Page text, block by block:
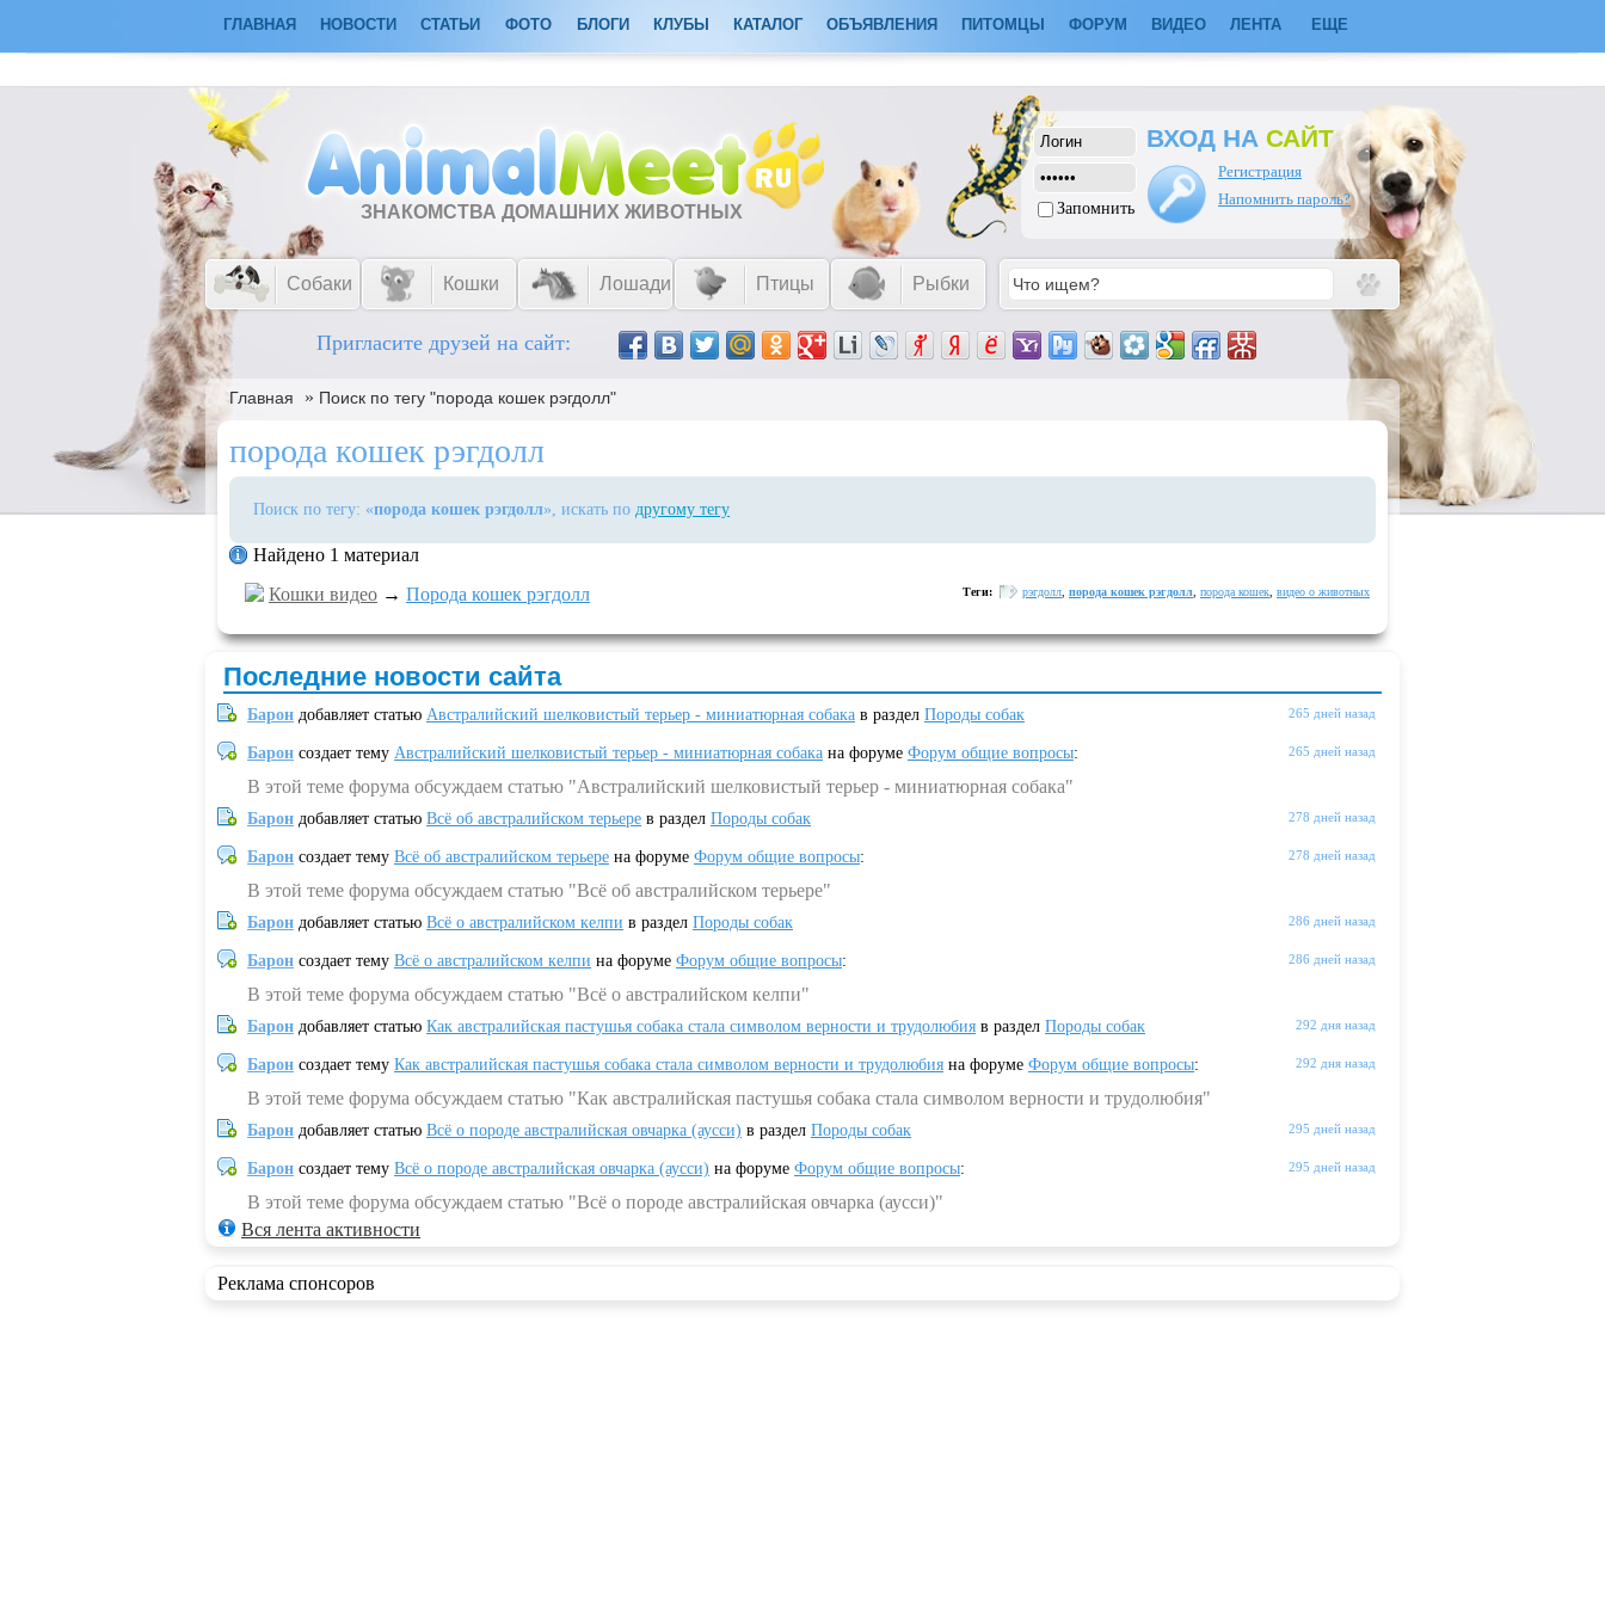
ГЛАВНАЯ НОВОСТИ СТАТЬИ ФОТО БЛОГИ КЛУБЫ КАТАЛОГ ОБЪЯВЛЕНИЯ ПИТОМЦЫ ФОРУМ ВИДЕО ЛЕНТА ЕЩЕ
ЗНАКОМСТВА ДОМАШНИХ ЖИВОТНЫХ Запомнить
ВХОД НА САЙТ
Регистрация
Напомнить пароль?
Собаки Кошки Лошади Птицы Рыбки
Пригласите друзей на сайт:
Главная » Поиск по тегу "порода кошек рэгдолл"
порода кошек рэгдолл
Поиск по тегу: «порода кошек рэгдолл», искать по другому тегу
Найдено 1 материал
Кошки видео → Порода кошек рэгдолл Теги: рэгдолл порода кошек рэгдолл порода кошек видео о животных
Последние новости сайта
265 дней назад
Барон добавляет статью Австралийский шелковистый терьер - миниатюрная собака в раздел Породы собак
265 дней назад
Барон создает тему Австралийский шелковистый терьер - миниатюрная собака на форуме Форум общие вопросы:
В этой теме форума обсуждаем статью "Австралийский шелковистый терьер - миниатюрная собака"
278 дней назад
Барон добавляет статью Всё об австралийском терьере в раздел Породы собак
278 дней назад
Барон создает тему Всё об австралийском терьере на форуме Форум общие вопросы:
В этой теме форума обсуждаем статью "Всё об австралийском терьере"
286 дней назад
Барон добавляет статью Всё о австралийском келпи в раздел Породы собак
286 дней назад
Барон создает тему Всё о австралийском келпи на форуме Форум общие вопросы:
В этой теме форума обсуждаем статью "Всё о австралийском келпи"
292 дня назад
Барон добавляет статью Как австралийская пастушья собака стала символом верности и трудолюбия в раздел Породы собак
292 дня назад
Барон создает тему Как австралийская пастушья собака стала символом верности и трудолюбия на форуме Форум общие вопросы:
В этой теме форума обсуждаем статью "Как австралийская пастушья собака стала символом верности и трудолюбия"
295 дней назад
Барон добавляет статью Всё о породе австралийская овчарка (аусси) в раздел Породы собак
295 дней назад
Барон создает тему Всё о породе австралийская овчарка (аусси) на форуме Форум общие вопросы:
В этой теме форума обсуждаем статью "Всё о породе австралийская овчарка (аусси)"
Вся лента активности
Реклама спонсоров